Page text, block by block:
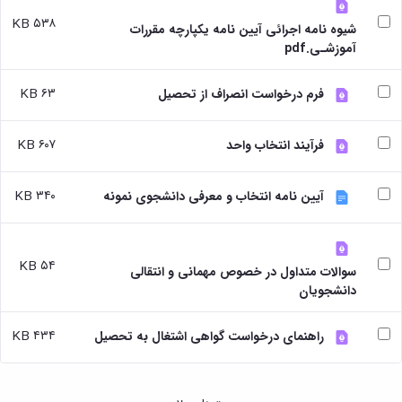
و
تحصیلات
تکمیلی
دروس
کارشناسی
فرم
ها
نامه
ها
ترم
بندی
دروس
تحصیلات
تکمیلی
فرم
ها
و
آئین
ترفیع
آئین
نامه
های
پژوهشی
پژوهشی
کارگاه ها
و
آزمایشگاه
ها
آزمایشگاه
انگل
شناسی
آزمایشگاه
بیوشیمی
و
فیزیولوژی
آزمایشگاه
آموزشی
بهداشت
و
کنترل
کیفی
موادغذایی
شیوه نامه اجرائی آیین نامه یکپارچه مقررات
آموزشـی.pdf
۵۳۸ KB
فرم درخواست انصراف از تحصیل ۶۳ KB
فرآیند انتخاب واحد ۶۰۷ KB
آیین نامه انتخاب و معرفی دانشجوی نمونه ۳۴۰ KB
سوالات متداول در خصوص مهمانی و انتقالی
دانشجویان
۵۴ KB
راهنمای درخواست گواهی اشتغال به تحصیل ۴۳۴ KB